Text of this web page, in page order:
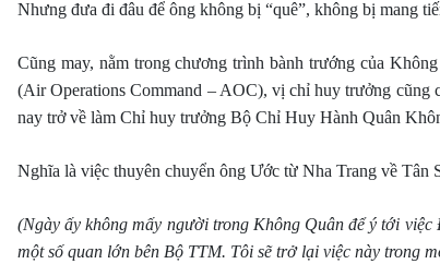
Nhưng đưa đi đâu để ông không bị “quê”, không bị mang
Cũng may, nằm trong chương trình bành trướng của
(Air Operations Command – AOC), vị chỉ huy trưởng cũng
nay trở về làm Chỉ huy trưởng Bộ Chỉ Huy Hành Quân
Nghĩa là việc thuyên chuyển ông Ước từ Nha Trang về Tân
(Ngày ấy không mấy người trong Không Quân để ý tới
một số quan lớn bên Bộ TTM. Tôi sẽ trở lại việc này trong